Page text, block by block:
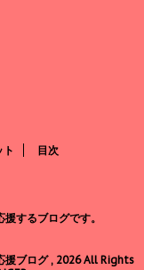
ト 目次
するブログです。
ブログ , 2026 All Rights